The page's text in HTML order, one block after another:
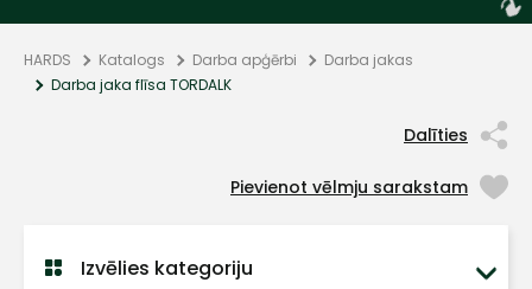
HARDS Katalogs Darba apģērbi
Darba jakas
Darba jaka flīsa TORDALK
Dalīties
Pievienot vēlmju sarakstam
Izvēlies kategoriju